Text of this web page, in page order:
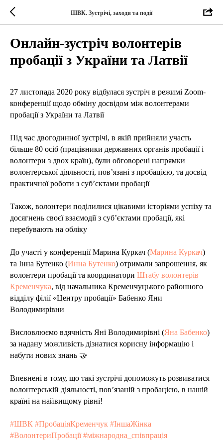
ШВК. Зустрічі, заходи та події
Онлайн-зустріч волонтерів
пробації з України та Латвії
27 листопада 2020 року відбулася зустріч в режимі Zoom-
конференції щодо обміну досвідом між волонтерами
пробації з України та Латвії
Під час двогодинної зустрічі, в якій прийняли участь
більше 80 осіб (працівники державних органів пробації і
волонтери з двох країн), були обговорені напрямки
волонтерської діяльності, пов’язані з пробацією, та досвід
практичної роботи з суб’єктами пробації
Також, волонтери поділилися цікавими історіями успіху та
досягнень своєї взаємодії з суб’єктами пробації, які
перебувають на обліку
До участі у конференції Марина Куркач (Марина Куркач)
та Інна Бутенко (Инна Бутенко) отримали запрошення, як
волонтери пробації та координатори Штабу волонтерів
Кременчука, від начальника Кременчуцького районного
відділу філії «Центру пробації» Бабенко Яни
Володимирівни
Висловлюємо вдячність Яні Володимирівні (Яна Бабенко)
за надану можливість дізнатися корисну інформацію і
набути нових знань 🤝
Впевнені в тому, що такі зустрічі допоможуть розвиватися
волонтерській діяльності, пов’язаній з пробацією, в нашій
країні на найвищому рівні!
#ШВК #ПробаціяКременчук #ІншаЖінка
#ВолонтериПробації #міжнародна_співпрація